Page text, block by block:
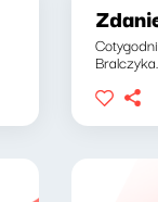
Bralczyka.